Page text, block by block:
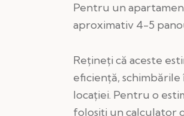
Pentru un
aproximativ 4-5
Rețineți că aceste
eficiență,
locației. Pentru o
folosiți un calculator